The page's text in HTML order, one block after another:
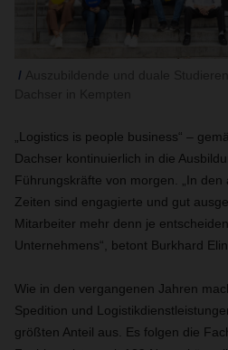
„Logistics is people business“ –
Dachser kontinuierlich in die
Führungskräfte von morgen. „In
Zeiten sind engagierte und gut
Mitarbeiter mehr denn je
Unternehmens“, betont Burkhard
Wie in den vergangenen Jahren
Spedition und
größten Anteil aus. Es folgen die